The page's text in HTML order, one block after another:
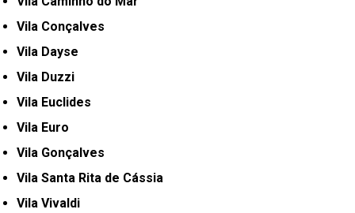
Vila Conçalves
Vila Dayse
Vila Duzzi
Vila Euclides
Vila Euro
Vila Gonçalves
Vila Santa Rita de Cássia
Vila Vivaldi